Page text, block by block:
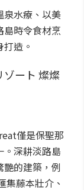
泉水療、以美
島時令食材烹
造。
僅是保聖那
。深耕淡路島
的建築，例
藤本壯介、